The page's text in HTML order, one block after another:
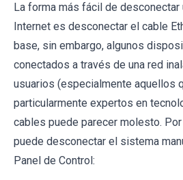
La forma más fácil de desconectar
Internet es desconectar el cable
base, sin embargo, algunos
conectados a través de una red
usuarios (especialmente aquellos
particularmente expertos en
cables puede parecer molesto.
puede desconectar el sistema
Panel de Control: